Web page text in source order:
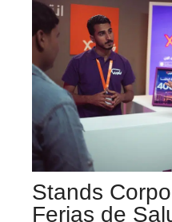
Stands
Ferias de